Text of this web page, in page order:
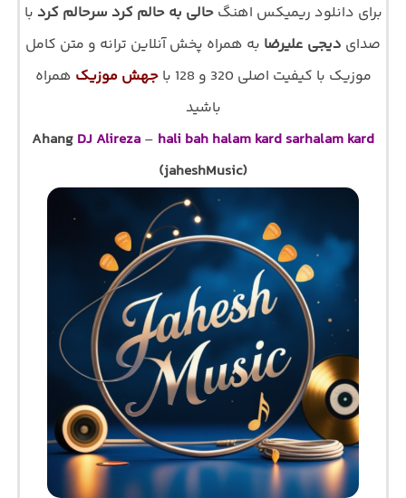
برای دانلود ریمیکس اهنگحالی به حالم کرد سرحالم کرد با
صدای دیجی علیرضا به همراه پخش آنلاین ترانه و متن کامل
موزیک با کیفیت اصلی 320 و 128 با
جهش موزیک همراه
باشید
Ahang DJ Alireza – hali bah halam kard sarhalam kard
(jaheshMusic)